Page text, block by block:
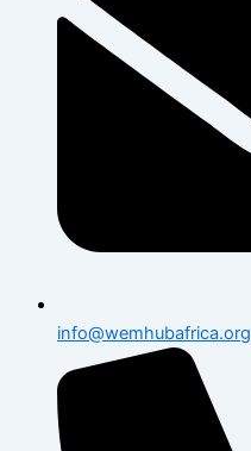
info@wemhubafrica.org